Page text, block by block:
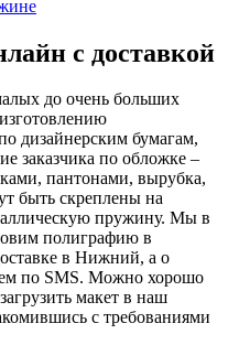
с доставкой
до очень больших
дизайнерским бумагам,
заказчика по обложке –
пантонами, вырубка,
быть скреплены на
пружину. Мы в
полиграфию в
в Нижний, а о
по SMS. Можно хорошо
макет в наш
с требованиями